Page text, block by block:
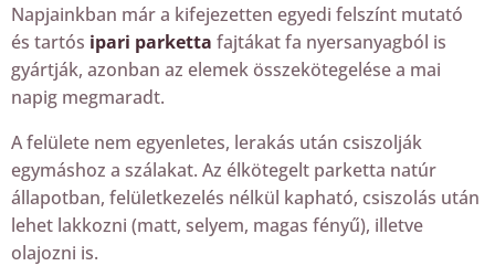
Napjainkban már a kifejezetten egyedi felszínt mutató
és tartós ipari parketta fajtákat fa nyersanyagból is
gyártják, azonban az elemek összekötegelése a mai
napig megmaradt.
A felülete nem egyenletes, lerakás után csiszolják
egymáshoz a szálakat. Az élkötegelt parketta natúr
állapotban, felületkezelés nélkül kapható, csiszolás után
lehet lakkozni (matt, selyem, magas fényű), illetve
olajozni is.